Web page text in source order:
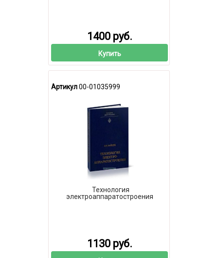
1400 руб.
Купить
Артикул00-01035999
Технология
электроаппаратостроения
1130 руб.